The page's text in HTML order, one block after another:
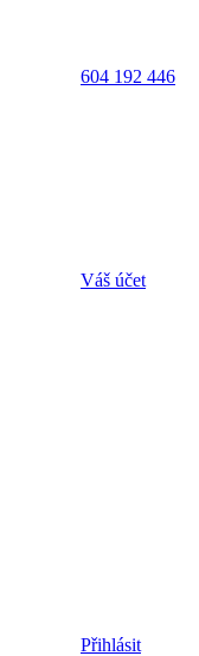
604 192 446
Váš účet
Přihlásit